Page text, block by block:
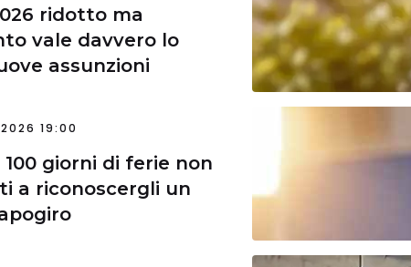
ridotto ma
vale davvero lo
assunzioni
19:00
giorni di ferie non
a riconoscergli un